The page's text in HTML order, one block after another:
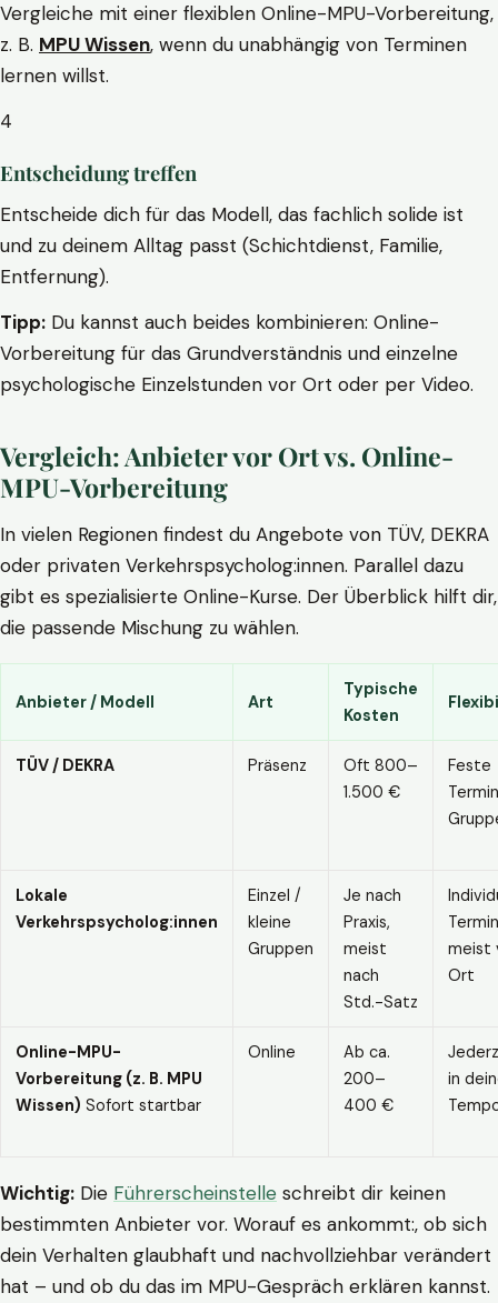
Vergleiche mit einer flexiblen Online-MPU-Vorbereitung,
z. B. MPU Wissen, wenn du unabhängig von Terminen
lernen willst.
4
Entscheidung treffen
Entscheide dich für das Modell, das fachlich solide ist
und zu deinem Alltag passt (Schichtdienst, Familie,
Entfernung).
Tipp: Du kannst auch beides kombinieren: Online-
Vorbereitung für das Grundverständnis und einzelne
psychologische Einzelstunden vor Ort oder per Video.
Vergleich: Anbieter vor Ort vs. Online-
MPU-Vorbereitung
In vielen Regionen findest du Angebote von TÜV, DEKRA
oder privaten Verkehrspsycholog:innen. Parallel dazu
gibt es spezialisierte Online-Kurse. Der Überblick hilft dir,
die passende Mischung zu wählen.
Anbieter / Modell Art
Typische
Kosten
TÜV / DEKRA Präsenz
Oft 800–
1.500 €
Feste
Lokale
Verkehrspsycholog:innen
Einzel /
kleine
Gruppen
Je nach
Praxis,
meist
nach
Std.-Satz
meist
Ort
Online-MPU-
Vorbereitung (z. B. MPU
Wissen) Sofort startbar
Online
Ab ca.
200–
400 €
in
Wichtig: Die Führerscheinstelle schreibt dir keinen
bestimmten Anbieter vor. Worauf es ankommt:, ob sich
dein Verhalten glaubhaft und nachvollziehbar verändert
hat – und ob du das im MPU-Gespräch erklären kannst.